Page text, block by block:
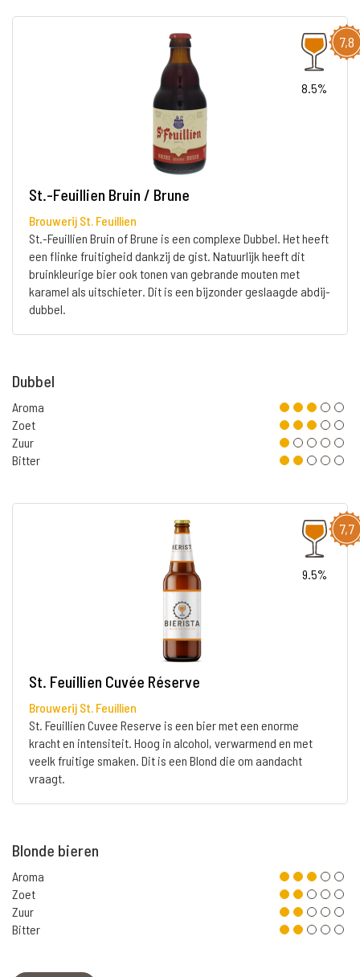
7,8
8.5%
St.-Feuillien Bruin / Brune
Brouwerij St. Feuillien
St.-Feuillien Bruin of Brune is een complexe Dubbel. Het heeft
een flinke fruitigheid dankzij de gist. Natuurlijk heeft dit
bruinkleurige bier ook tonen van gebrande mouten met
karamel als uitschieter. Dit is een bijzonder geslaagde abdij-
dubbel.
Dubbel
Aroma
Zoet
Zuur
Bitter
7,7
9.5%
St. Feuillien Cuvée Réserve
Brouwerij St. Feuillien
St. Feuillien Cuvee Reserve is een bier met een enorme
kracht en intensiteit. Hoog in alcohol, verwarmend en met
veelk fruitige smaken. Dit is een Blond die om aandacht
vraagt.
Blonde bieren
Aroma
Zoet
Zuur
Bitter